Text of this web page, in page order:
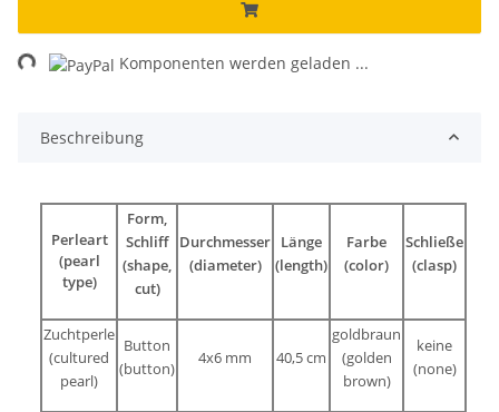
Komponenten werden geladen ...
Beschreibung
Perleart
(pearl
type)
Form,
Schliff
(shape,
cut)
Durchmesser
(diameter)
Länge
(length)
Farbe
(color)
Schließe
(clasp)
Zuchtperle
(cultured
pearl)
Button
(button)
4x6 mm 40,5 cm
goldbraun
(golden
brown)
keine
(none)